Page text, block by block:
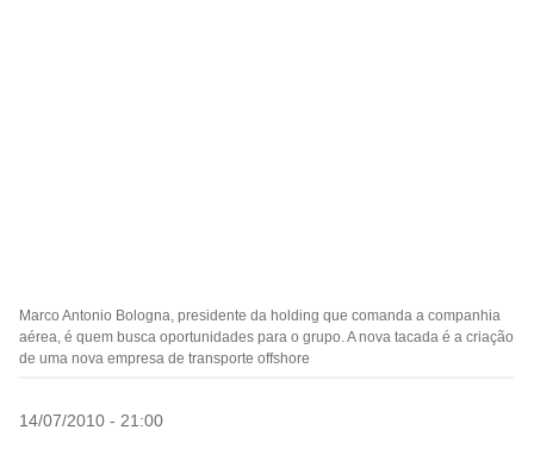
Marco Antonio Bologna, presidente da holding que comanda a companhia
aérea, é quem busca oportunidades para o grupo. A nova tacada é a criação
de uma nova empresa de transporte offshore
14/07/2010 - 21:00